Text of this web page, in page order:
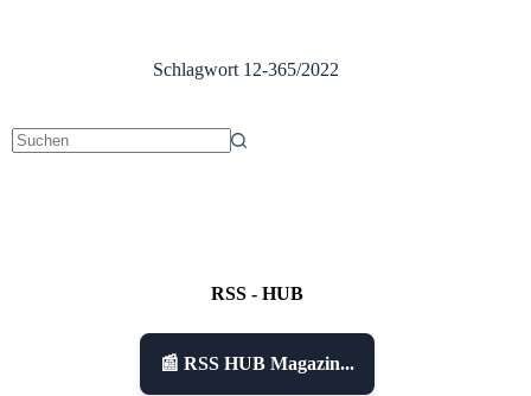
Schlagwort12-365/2022
RSS - HUB
📰 RSS HUB Magazin...